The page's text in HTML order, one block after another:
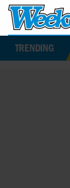
TRENDING
op haar lichaam